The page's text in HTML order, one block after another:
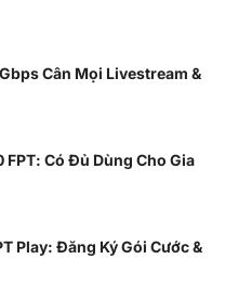
Cân Mọi Livestream &
FPT: Có Đủ Dùng Cho Gia
Play: Đăng Ký Gói Cước &